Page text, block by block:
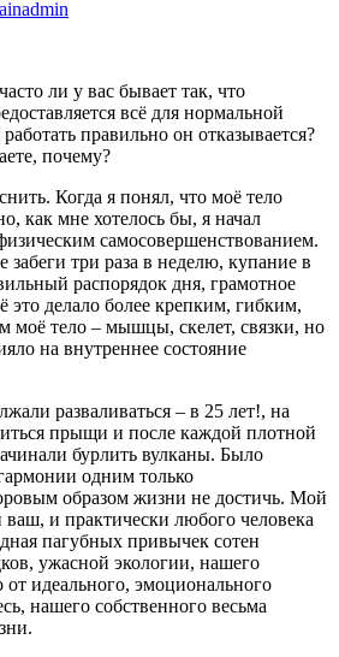
ли у вас бывает так, что
всё для нормальной
правильно он отказывается?
почему?
Когда я понял, что моё тело
как мне хотелось бы, я начал
самосовершенствованием.
забеги три раза в неделю, купание в
распорядок дня, грамотное
это делало более крепким, гибким,
тело – мышцы, скелет, связки, но
на внутреннее состояние
разваливаться – в 25 лет!, на
прыщи и после каждой плотной
бурлить вулканы. Было
одним только
образом жизни не достичь. Мой
ваш, и практически любого человека
пагубных привычек сотен
ужасной экологии, нашего
от идеального, эмоционального
нашего собственного весьма